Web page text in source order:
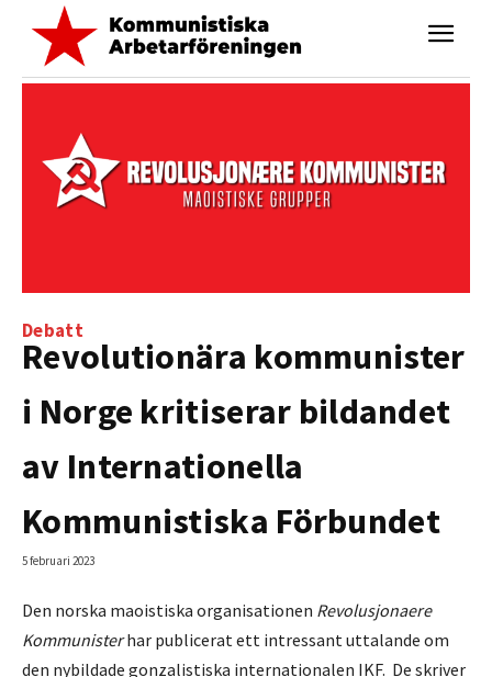
Debatt
Revolutionära kommunister
i Norge kritiserar bildandet
av Internationella
Kommunistiska Förbundet
5 februari 2023
Den norska maoistiska organisationen Revolusjonaere
Kommunisterhar publicerat ett intressant uttalande om
den nybildade gonzalistiska internationalen IKF. De skriver